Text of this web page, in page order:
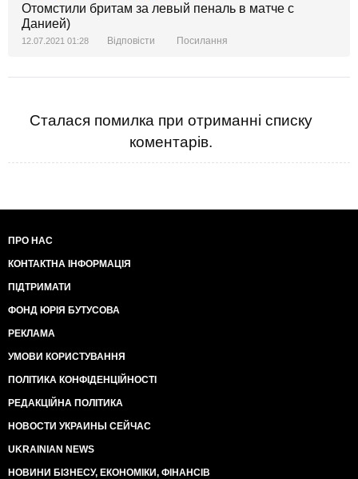
Отомстили бритам за левый пеналь в матче с
Данией)
12.07.2021 01:28 Відповісти Посилання
Сталася помилка при отриманні списку
коментарів.
ПРО НАС
КОНТАКТНА ІНФОРМАЦІЯ
ПІДТРИМАТИ
ФОНД ЮРІЯ БУТУСОВА
РЕКЛАМА
УМОВИ КОРИСТУВАННЯ
ПОЛІТИКА КОНФІДЕНЦІЙНОСТІ
РЕДАКЦІЙНА ПОЛІТИКА
НОВОСТИ УКРАИНЫ СЕЙЧАС
UKRAINIAN NEWS
НОВИНИ БІЗНЕСУ, ЕКОНОМІКИ, ФІНАНСІВ